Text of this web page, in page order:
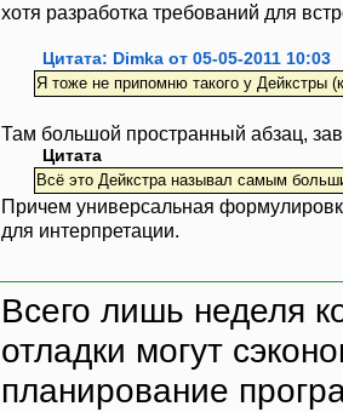
хотя разработка требований для
Цитата: Dimka от 05-05-2011 10:03
Я тоже не припомню такого у Дейкстры
Там большой пространный абзац,
Цитата
Всё это Дейкстра называл самым
Причем универсальная
для интерпретации.
Всего лишь неделя
отладки могут
планирование